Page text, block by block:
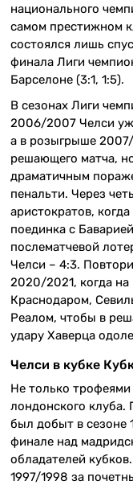
национального
самом престижном
состоялся лишь
финала Лиги
Барселоне (3:1, 1:5).
В сезонах Лиги
2006/2007 Челси
а в розыгрыше
решающего матча,
драматичным
пенальти. Через
аристократов,
поединка с
послематчевой
Челси – 4:3.
2020/2021, когда на
Краснодаром,
Реалом, чтобы в
удару Хаверца
Челси в кубке
Не только
лондонского
был добыт в сезоне
финале над
обладателей
1997/1998 за